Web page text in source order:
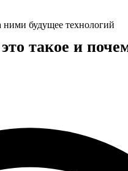
ними будущее технологий
такое и